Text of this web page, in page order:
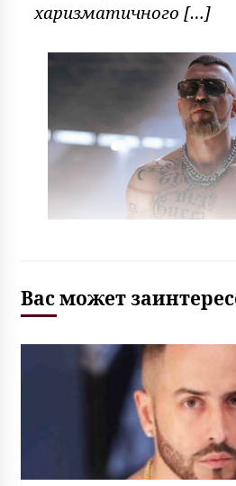
харизматичного […]
Вас может